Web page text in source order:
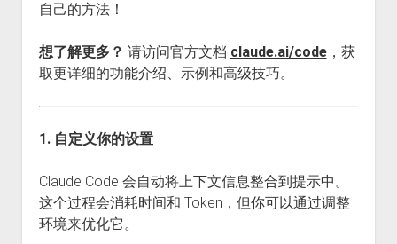
自己的方法！
想了解更多？ 请访问官方文档 claude.ai/code，获
取更详细的功能介绍、示例和高级技巧。
1. 自定义你的设置
Claude Code 会自动将上下文信息整合到提示中。
这个过程会消耗时间和 Token，但你可以通过调整
环境来优化它。